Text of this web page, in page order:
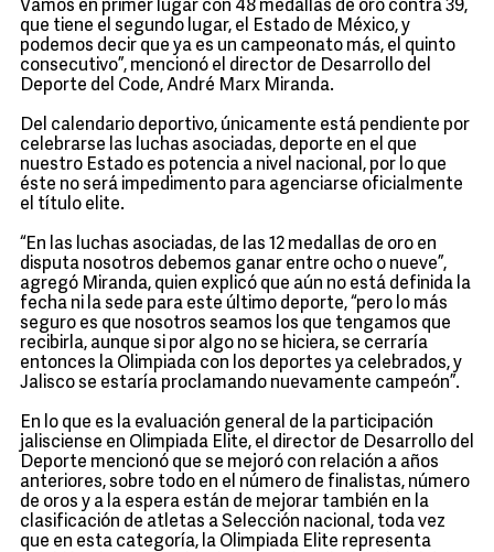
Vamos en primer lugar con 48 medallas de oro contra 39,
que tiene el segundo lugar, el Estado de México, y
podemos decir que ya es un campeonato más, el quinto
consecutivo”, mencionó el director de Desarrollo del
Deporte del Code, André Marx Miranda.
Del calendario deportivo, únicamente está pendiente por
celebrarse las luchas asociadas, deporte en el que
nuestro Estado es potencia a nivel nacional, por lo que
éste no será impedimento para agenciarse oficialmente
el título elite.
“En las luchas asociadas, de las 12 medallas de oro en
disputa nosotros debemos ganar entre ocho o nueve”,
agregó Miranda, quien explicó que aún no está definida la
fecha ni la sede para este último deporte, “pero lo más
seguro es que nosotros seamos los que tengamos que
recibirla, aunque si por algo no se hiciera, se cerraría
entonces la Olimpiada con los deportes ya celebrados, y
Jalisco se estaría proclamando nuevamente campeón”.
En lo que es la evaluación general de la participación
jalisciense en Olimpiada Elite, el director de Desarrollo del
Deporte mencionó que se mejoró con relación a años
anteriores, sobre todo en el número de finalistas, número
de oros y a la espera están de mejorar también en la
clasificación de atletas a Selección nacional, toda vez
que en esta categoría, la Olimpiada Elite representa